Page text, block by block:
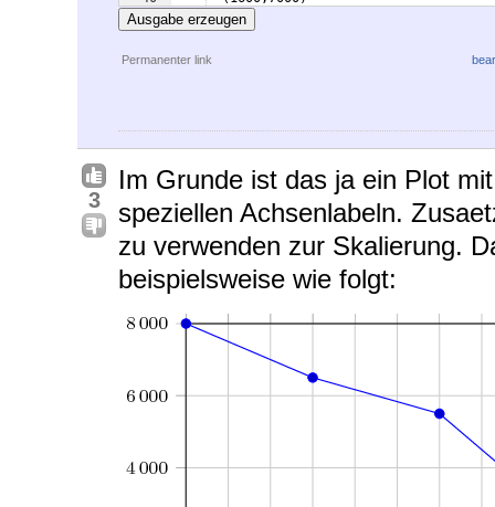
41
(3200,6350
Ausgabe erzeugen
Permanenter link
3
Im Grunde ist das ja ein Plot
speziellen Achsenlabeln.
zu verwenden zur Skalierung.
beispielsweise wie folgt: